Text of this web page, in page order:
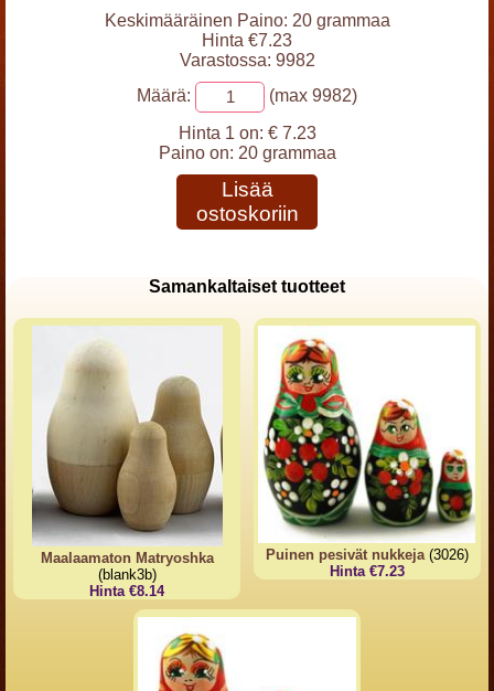
Keskimääräinen Paino: 20 grammaa
Hinta €7.23
Varastossa: 9982
Määrä:
(max 9982)
Hinta 1 on: € 7.23
Paino on: 20 grammaa
Lisää
ostoskoriin
Samankaltaiset tuotteet
Maalaamaton Matryoshka
(blank3b)
Hinta €8.14
Puinen pesivät nukkeja(3026)
Hinta €7.23